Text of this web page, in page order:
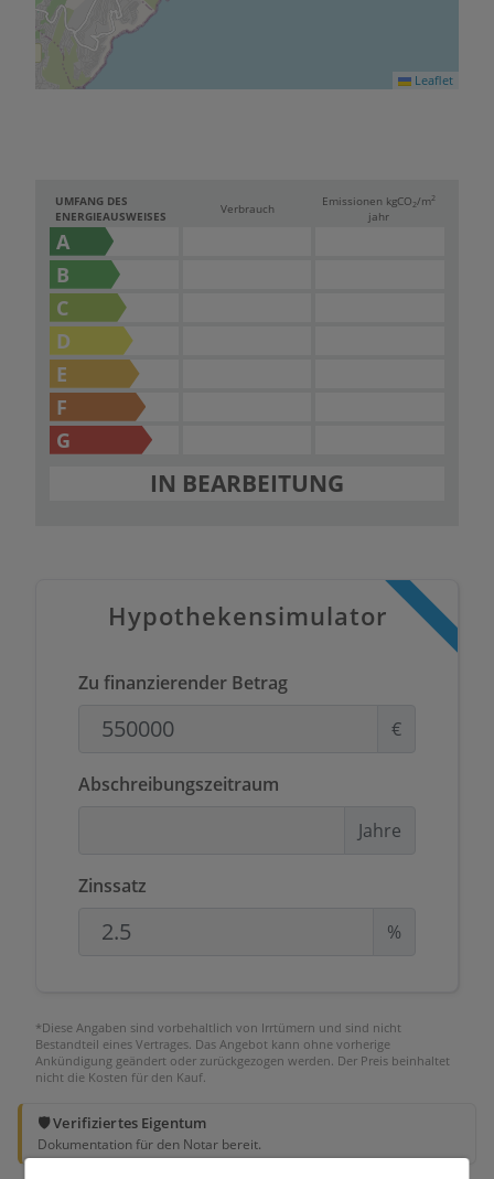
Leaflet
UMFANG DES
ENERGIEAUSWEISES
Verbrauch
Emissionen kgCO 2/m2
jahr
A
B
C
D
E
F
G
IN BEARBEITUNG
Hypothekensimulator
Zu finanzierender Betrag
€
Abschreibungszeitraum
Jahre
Zinssatz
%
*Diese Angaben sind vorbehaltlich von Irrtümern und sind nicht
Bestandteil eines Vertrages. Das Angebot kann ohne vorherige
Ankündigung geändert oder zurückgezogen werden. Der Preis beinhaltet
nicht die Kosten für den Kauf.
🛡️ Verifiziertes Eigentum
Dokumentation für den Notar bereit.